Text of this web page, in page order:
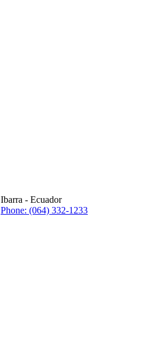
Ibarra - Ecuador
Phone: (064) 332-1233